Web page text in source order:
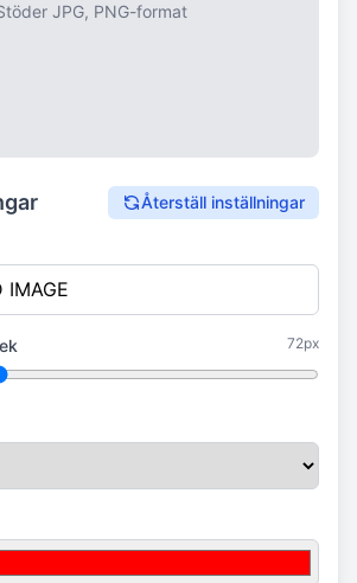
JPG, PNG-format
Återställ inställningar
72px